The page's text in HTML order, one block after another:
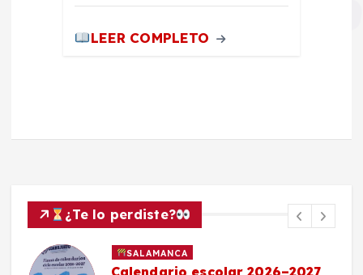
LEER COMPLETO
¿Te lo perdiste?
SALAMANCA